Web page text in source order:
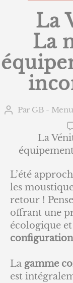
La
La
Auteur
Par GB -
La
L’été
les
retour !
offrant une
écologique et
La gamme
est